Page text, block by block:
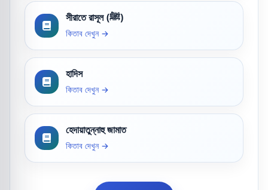
সীরাতে রাসূল (ﷺ)
কিতাব দেখুন →
হাদিস
কিতাব দেখুন →
হেদায়াতুন্নাহু জামাত
কিতাব দেখুন →